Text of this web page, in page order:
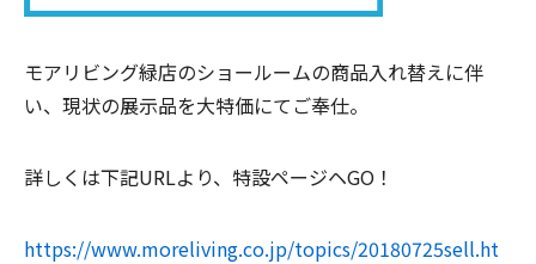
モアリビング緑店のショールームの商品入れ替えに伴
い、現状の展示品を大特価にてご奉仕。
詳しくは下記URLより、特設ページヘGO！
https://www.moreliving.co.jp/topics/20180725sell.ht